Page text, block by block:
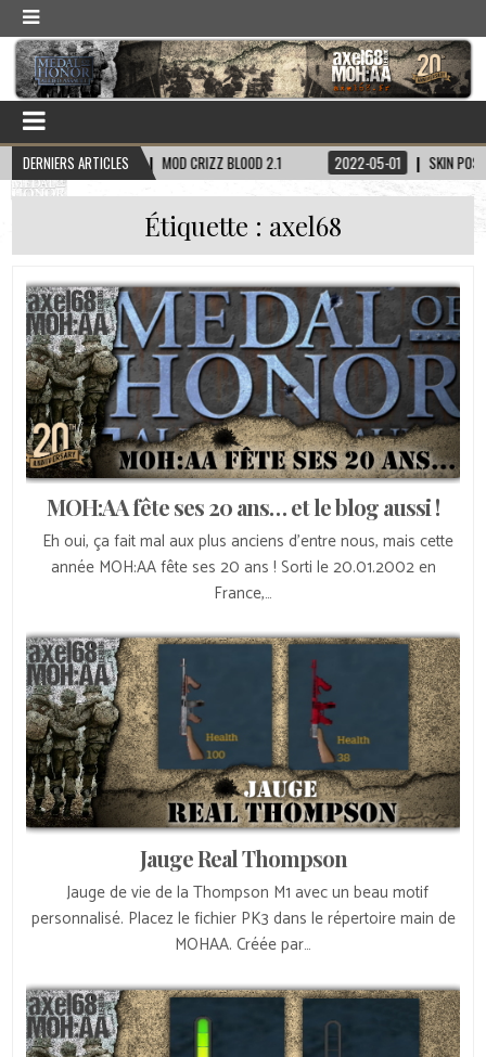
DERNIERS ARTICLES
17 MOD CRIZZ BLOOD 2.1 2022-05-01 SKIN POSTAL 2 DUDE
Étiquette : axel68
MOH:AA fête ses 20 ans… et le blog aussi !
Eh oui, ça fait mal aux plus anciens d’entre nous, mais cette
année MOH:AA fête ses 20 ans ! Sorti le 20.01.2002 en
France,…
Jauge Real Thompson
Jauge de vie de la Thompson M1 avec un beau motif
personnalisé. Placez le fichier PK3 dans le répertoire main de
MOHAA. Créée par…